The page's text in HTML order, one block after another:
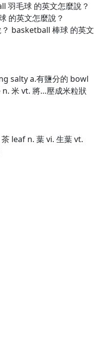
羽毛球 的英文怎麼說？
的英文怎麼說？
basketball 棒球 的英文
salty a.有鹽分的 bowl
米 vt. 將…壓成米粒狀
leaf n. 葉 vi. 生葉 vt.